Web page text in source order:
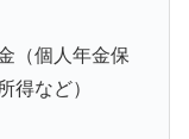
（個人年金保
得など）